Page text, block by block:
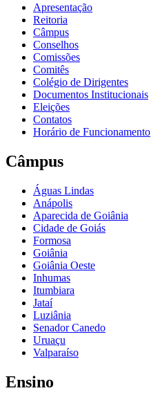
Apresentação
Reitoria
Câmpus
Conselhos
Comissões
Comitês
Colégio de Dirigentes
Documentos Institucionais
Eleições
Contatos
Horário de Funcionamento
Câmpus
Águas Lindas
Anápolis
Aparecida de Goiânia
Cidade de Goiás
Formosa
Goiânia
Goiânia Oeste
Inhumas
Itumbiara
Jataí
Luziânia
Senador Canedo
Uruaçu
Valparaíso
Ensino